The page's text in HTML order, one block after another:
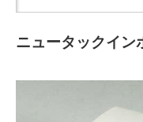
ニュータックイン